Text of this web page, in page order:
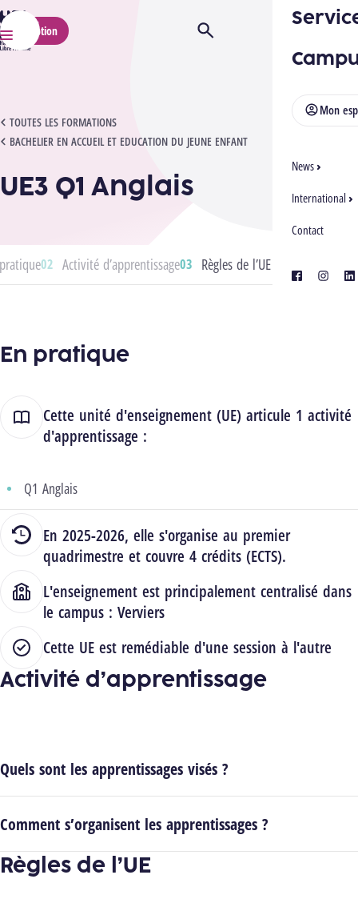
HELMo
Menu
Mon
News
International
Contact
facebook
Inscription Ouvrir/Fermer la recherche
TOUTES LES FORMATIONS
BACHELIER EN ACCUEIL ET EDUCATION DU JEUNE ENFANT
UE3 Q1 ANGLAIS
UE3 Q1 Anglais
Activité d’apprentissage Règles de l’UE
En pratique
Cette unité d'enseignement (UE) articule 1 activité
d'apprentissage :
Q1 Anglais
En 2025-2026, elle s'organise au premier
quadrimestre et couvre 4 crédits (ECTS).
L'enseignement est principalement centralisé dans
le campus : Verviers
Cette UE est remédiable d'une session à l'autre
Activité d’apprentissage
Quels sont les apprentissages visés ?
Comment s’organisent les apprentissages ?
Règles de l’UE